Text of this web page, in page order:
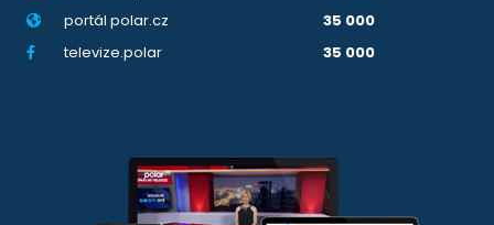
portál polar.cz
35 000
televize.polar
35 000